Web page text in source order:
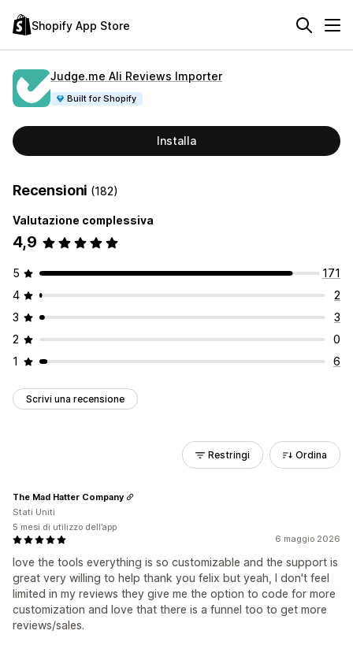
Shopify App Store
Judge.me Ali Reviews Importer
Built for Shopify
Installa
Recensioni (182)
Valutazione complessiva
4,9
5
171
4
2
3
3
2
0
1
6
Scrivi una recensione
Restringi Ordina
6 maggio 2026
love the tools everything is so customizable and the support is
great very willing to help thank you felix but yeah, I don't feel
limited in my reviews they give me the option to code for more
customization and love that there is a funnel too to get more
reviews/sales.
The Mad Hatter Company
Stati Uniti
5 mesi di utilizzo dell’app